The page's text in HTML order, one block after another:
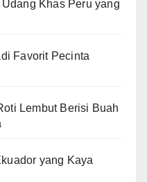
Khas Peru yang
Favorit Pecinta
Lembut Berisi Buah
yang Kaya